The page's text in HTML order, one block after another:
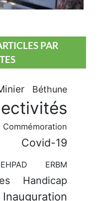
PAR
Béthune
Commémoration
Covid-19
EHPAD ERBM
Handicap
Inauguration